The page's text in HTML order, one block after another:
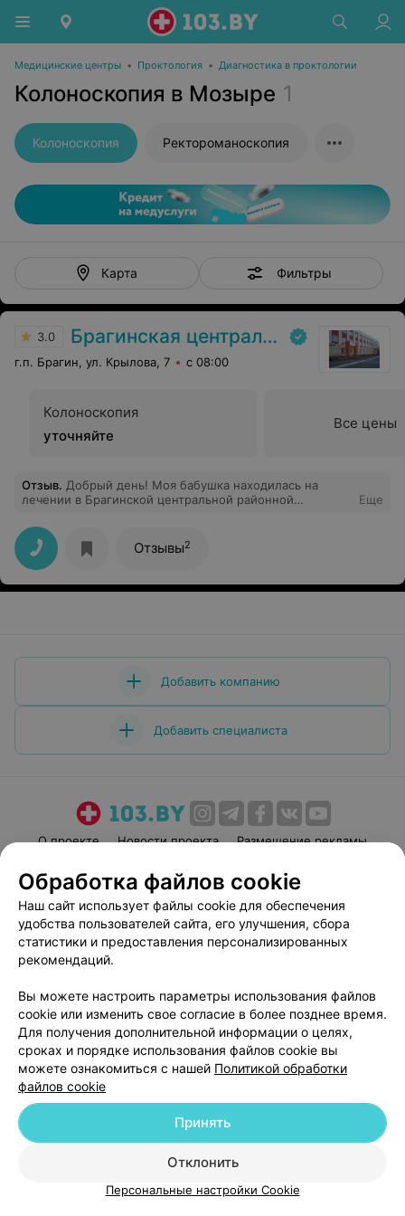
Медицинские центры • Проктология • Диагностика в проктологии
Колоноскопия в Мозыре 1
Колоноскопия Ректороманоскопия
Карта Фильтры
3.0 Брагинская центральная районная больница
г.п. Брагин, ул. Крылова, 7 с 08:00
Колоноскопия
уточняйте
Все цены
Отзыв. Добрый день! Моя бабушка находилась на
лечении в Брагинской центральной районной
благодарность врачу терапевту Примак Ирине
Васильевне от своей бабушки Романовец Галины
Васильевны и от себя лично. Спасибо за
профессионализм, вовремя оказанное лечение,
корректное и внимательное отношение, за
Еще
Отзывы2
Добавить компанию
Добавить специалиста
О проекте Новости проекта
Размещение рекламы
Пользовательское соглашение
Способы оплаты
Вакансии
Партнеры
Написать руководителю 103.by
Персональные настройки cookie
Обработка персональных данных
© 2026 ООО «Артокс Лаб», УНП 191700409| 220012, Республика Беларусь,
г. Минск, улица Толбухина, 2, пом. 16 | help@103.by
Служба поддержки +375 291212755
Обработка файлов cookie
Наш сайт использует файлы cookie для обеспечения
удобства пользователей сайта, его улучшения, сбора
статистики и предоставления персонализированных
рекомендаций.
Вы можете настроить параметры использования файлов
cookie или изменить свое согласие в более позднее время.
Для получения дополнительной информации о целях,
сроках и порядке использования файлов cookie вы
можете ознакомиться с нашей Политикой обработки
файлов cookie
Отклонить
Принять
Персональные настройки Cookie